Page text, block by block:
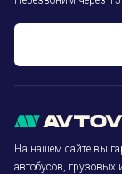
На нашем сайте вы
автобусов,